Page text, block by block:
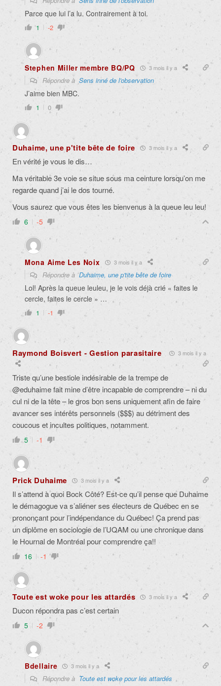
Parce que lui l’a lu. Contrairement à toi.
1 -2
Stephen Miller membre BQ/PQ 3 mois il y a
Répondre à Sens inné de l'observation
J’aime bien MBC.
1 0
Duhaime, une p'tite bête de foire 3 mois il y a
En vérité je vous le dis…
Ma véritable 3e voie se situe sous ma ceinture lorsqu’on me
regarde quand j’ai le dos tourné.
Vous saurez que vous êtes les bienvenus à la queue leu leu!
6 -5
Mona Aime Les Noix 3 mois il y a
Répondre àDuhaime, une p'tite bête de foire
Lol! Après la queue leuleu, je le vois déjà crié « faites le
cercle, faites le cercle » …
1 -1
Raymond Boisvert - Gestion parasitaire 3 mois il y a
Triste qu’une bestiole indésirable de la trempe de
@eduhaime fait mine d’être incapable de comprendre – ni du
cul ni de la tête –le gros bon sens uniquement afin de faire
avancer ses intérêts personnels ($$$) au détriment des
coucous et incultes politiques, notamment.
5 -1
Prick Duhaime 3 mois il y a
Il s’attend à quoi Bock Côté? Est-ce qu’il pense que Duhaime
le démagogue va s’aliéner ses électeurs de Québec en se
prononçant pour l’indépendance du Québec! Ça prend pas
un diplôme en sociologie de l’UQAM ou une chronique dans
le Hournal de Montréal pour comprendre ça!!
16 -1
Toute est woke pour les attardés 3 mois il y a
Ducon répondra pas c’est certain
5 -2
Bdellaire 3 mois il y a
Répondre à Toute est woke pour les attardés